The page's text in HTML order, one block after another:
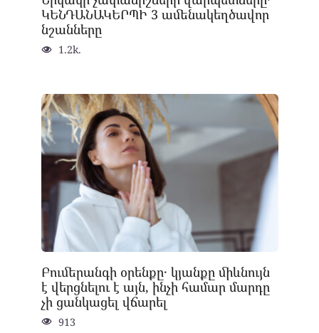
ԿԵՆԴԱՆԱԿԵՐՊԻ 3 ամենակեղծավոր
նշանները
1.2k.
Բումերանգի օրենքը․ կյանքը միևնույն
է վերցնելու է այն, ինչի համար մարդը
չի ցանկացել վճարել
913